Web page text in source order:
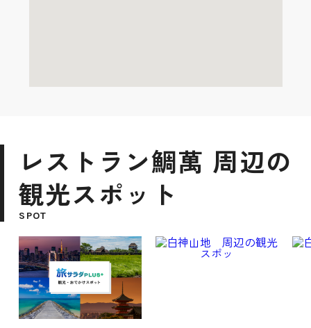
レストラン鯛萬 周辺の
観光スポット
SPOT